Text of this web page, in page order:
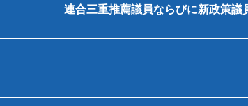
連合三重推薦議員ならびに新政策議